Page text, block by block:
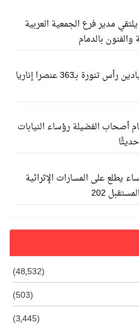
مدير فرع الجمعية العربية
والفنون بالدمام
إنارة شوارع وميادين رأس تنورة بـ363 عنصرا إناريا
أصحاب الفضيلة رؤساء النيابات
يطلع على المسارات الإثرائية
202
(48٬532)
(503)
(3٬445)